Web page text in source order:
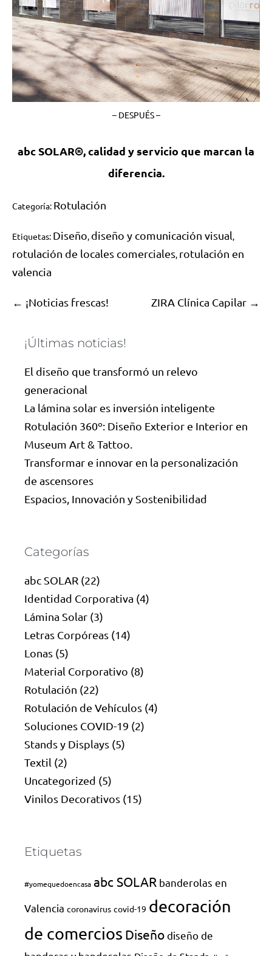
– DESPUÉS –
abc SOLAR®, calidad y servicio que marcan la
diferencia.
Categoría: Rotulación
Etiquetas: Diseño, diseño y comunicación visual,
rotulación de locales comerciales, rotulación en
valencia
← ¡Noticias frescas! ZIRA Clínica Capilar →
¡Últimas noticias!
El diseño que transformó un relevo
generacional
La lámina solar es inversión inteligente
Rotulación 360º: Diseño Exterior e Interior en
Museum Art & Tattoo.
Transformar e innovar en la personalización
de ascensores
Espacios, Innovación y Sostenibilidad
Categorías
abc SOLAR (22)
Identidad Corporativa (4)
Lámina Solar (3)
Letras Corpóreas (14)
Lonas (5)
Material Corporativo (8)
Rotulación (22)
Rotulación de Vehículos (4)
Soluciones COVID-19 (2)
Stands y Displays (5)
Textil (2)
Uncategorized (5)
Vinilos Decorativos (15)
Etiquetas
#yomequedoencasa abc SOLAR banderolas en
Valencia coronavirus covid-19 decoración
de comercios Diseñodiseño de